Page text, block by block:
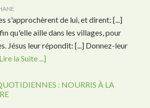
s'approchèrent de lui, et dirent: [...]
qu'elle aille dans les villages, pour
Jésus leur répondit: [...] Donnez-leur
la Suite ...]
: NOURRIS À LA